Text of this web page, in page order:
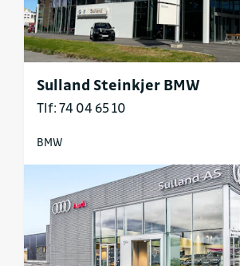
Sulland Steinkjer BMW
Tlf: 74 04 65 10
BMW